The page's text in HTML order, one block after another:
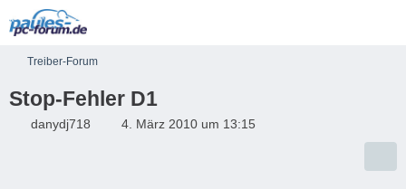
Treiber-Forum
Stop-Fehler D1
danydj718 4. März 2010 um 13:15